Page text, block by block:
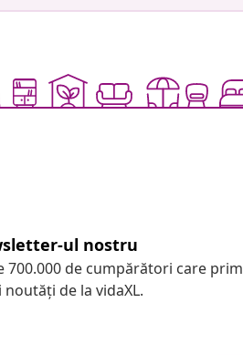
ul nostru
700.000 de cumpărători care
de la vidaXL.